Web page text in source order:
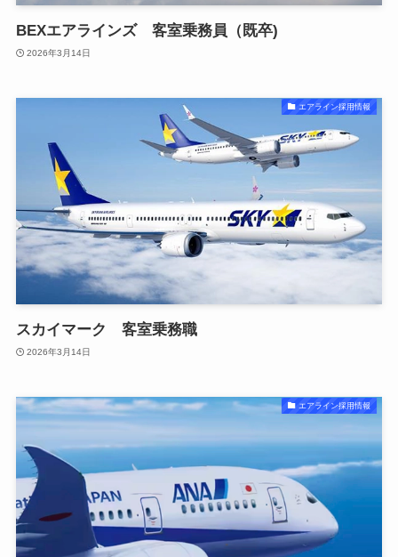
BEXエアラインズ 客室乗務員（既卒)
2026年3月14日
エアライン採用情報
スカイマーク 客室乗務職
2026年3月14日
エアライン採用情報